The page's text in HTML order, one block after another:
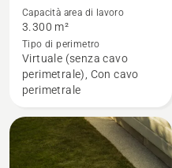
dettagli
su
Automower®
320 NERA
Capacità area di lavoro
3.300 m²
Tipo di perimetro
Virtuale (senza cavo
perimetrale), Con cavo
perimetrale